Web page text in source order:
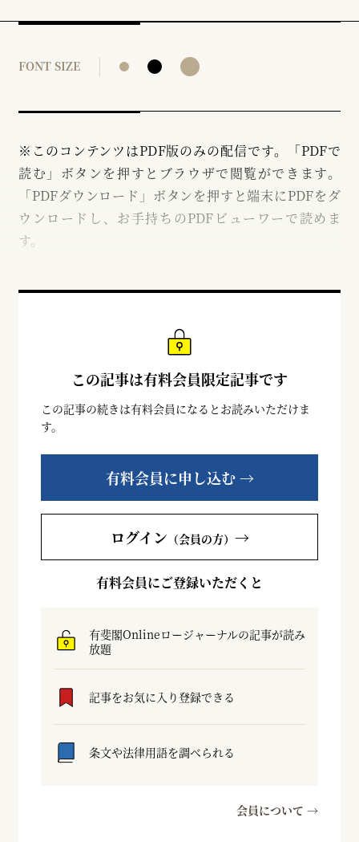
FONT SIZE
※このコンテンツはPDF版のみの配信です。「PDFで
読む」ボタンを押すとブラウザで閲覧ができます。
「PDFダウンロード」ボタンを押すと端末にPDFをダ
ウンロードし、お手持ちのPDFビューワーで読めま
す。
この記事は有料会員限定記事です
この記事の続きは有料会員になるとお読みいただけま
す。
有料会員に申し込む →
ログイン （会員の方） →
有料会員にご登録いただくと
有斐閣Onlineロージャーナルの記事が読み
放題
記事をお気に入り登録できる
条文や法律用語を調べられる
会員について →